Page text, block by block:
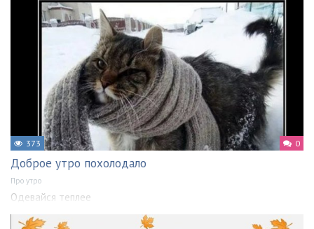
373 0
Доброе утро похолодало
Про утро
Одевайся теплее